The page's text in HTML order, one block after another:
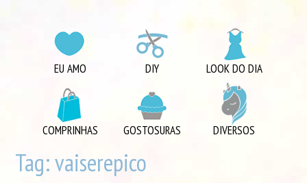
CATEGORIAS
COMPRINHAS
DIVERSOS
EU AMO
EU AMO DIY LOOK DO DIA
COMPRINHAS GOSTOSURAS DIVERSOS
Tag:vaiserepico